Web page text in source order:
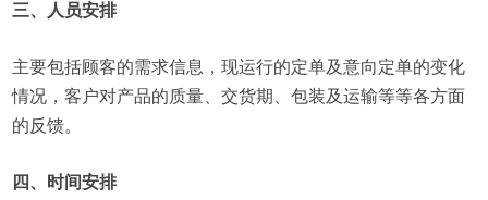
三、人员安排
主要包括顾客的需求信息，现运行的定单及意向定单的变化
情况，客户对产品的质量、交货期、包装及运输等等各方面
的反馈。
四、时间安排